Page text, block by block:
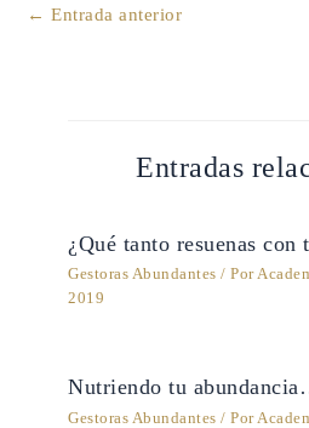
← Entrada anterior
Entradas
¿Qué tanto resuenas con
Gestoras Abundantes / Por
2019
Nutriendo tu
Gestoras Abundantes / Por